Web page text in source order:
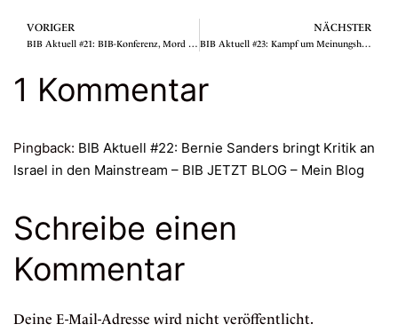
VORIGER
BIB Aktuell #21: BIB-Konferenz, Mord und Narreteien
NÄCHSTER
BIB Aktuell #23: Kampf um Meinungshoheit
1 Kommentar
Pingback: BIB Aktuell #22: Bernie Sanders bringt Kritik an
Israel in den Mainstream – BIB JETZT BLOG – Mein Blog
Schreibe einen
Kommentar
Deine E-Mail-Adresse wird nicht veröffentlicht.